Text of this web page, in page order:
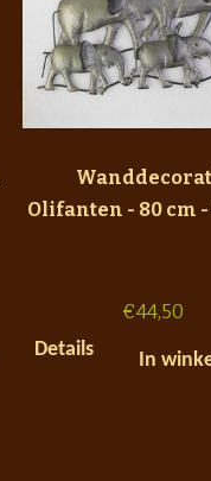
Olifanten - 80 cm
€44,50
Details
In